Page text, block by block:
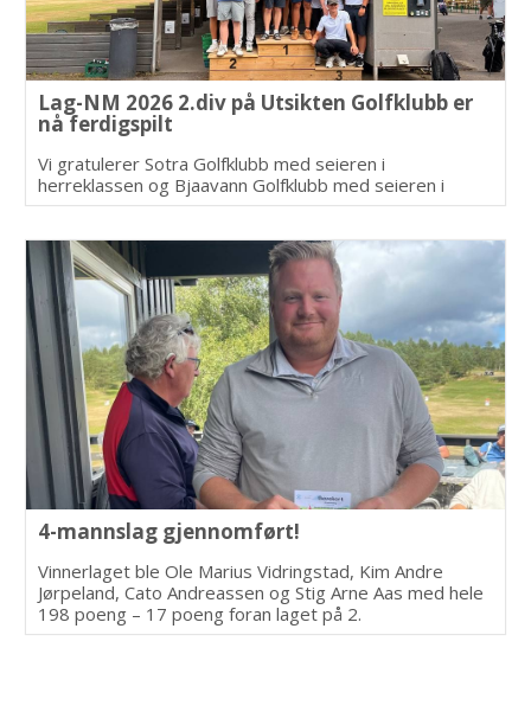
Lag-NM 2026 2.div på Utsikten Golfklubb er
nå ferdigspilt
Vi gratulerer Sotra Golfklubb med seieren i
herreklassen og Bjaavann Golfklubb med seieren i
dameklassen. Vi vil rette en stor takk til alle som stilte
oppgavene underveis.
4-mannslag gjennomført!
Vinnerlaget ble Ole Marius Vidringstad, Kim Andre
Jørpeland, Cato Andreassen og Stig Arne Aas med hele
198 poeng – 17 poeng foran laget på 2.
plass.